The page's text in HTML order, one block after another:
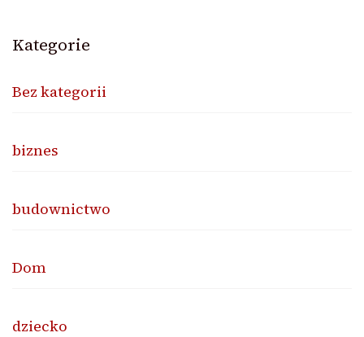
Kategorie
Bez kategorii
biznes
budownictwo
Dom
dziecko